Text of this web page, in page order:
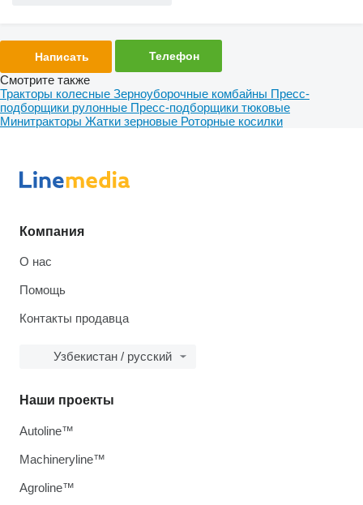
Написать Телефон
Смотрите также
Тракторы колесные Зерноуборочные комбайны Пресс-
подборщики рулонные Пресс-подборщики тюковые
Минитракторы Жатки зерновые Роторные косилки
Компания
О нас
Помощь
Контакты продавца
Узбекистан / русский
Наши проекты
Autoline™
Machineryline™
Agroline™